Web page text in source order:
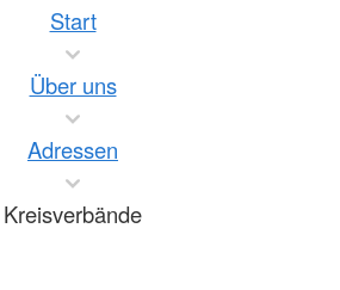
Start
Über uns
Adressen
Kreisverbände